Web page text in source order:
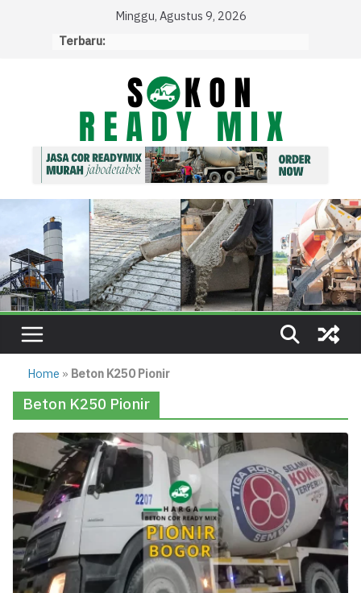
Minggu, Agustus 9, 2026
Terbaru:
Home » Beton K250 Pionir
Beton K250 Pionir